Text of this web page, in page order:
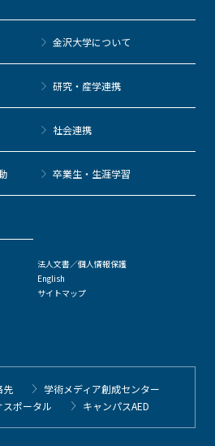
金沢大学について
研究・産学連携
社会連携
卒業生・生涯学習
法人文書／個人情報保護
English
サイトマップ
先
学術メディア創成センター
スポータル
キャンパスAED